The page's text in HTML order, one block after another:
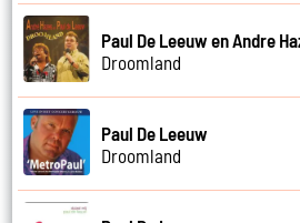
Paul De Leeuw en Andre
Droomland
Paul De Leeuw
Droomland